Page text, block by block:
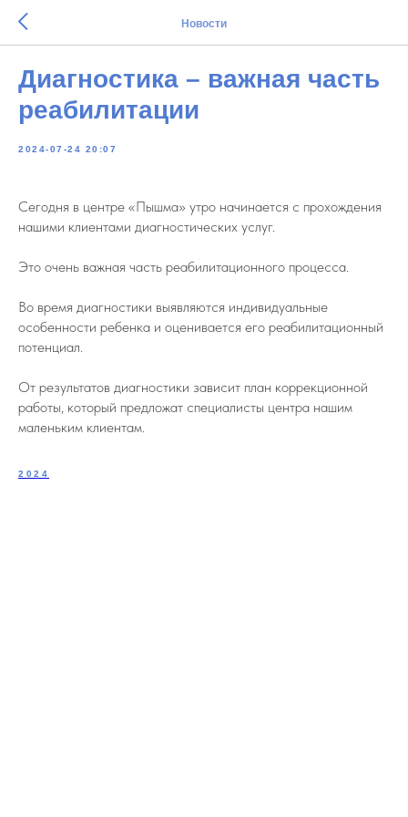
Новости
Диагностика – важная часть
реабилитации
2024-07-24 20:07
Сегодня в центре «Пышма» утро начинается с прохождения
нашими клиентами диагностических услуг.
Это очень важная часть реабилитационного процесса.
Во время диагностики выявляются индивидуальные
особенности ребенка и оценивается его реабилитационный
потенциал.
От результатов диагностики зависит план коррекционной
работы, который предложат специалисты центра нашим
маленьким клиентам.
2024